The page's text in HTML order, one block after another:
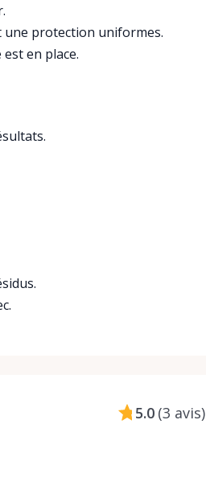
protection uniformes.
en place.
5.0 (3 avis)